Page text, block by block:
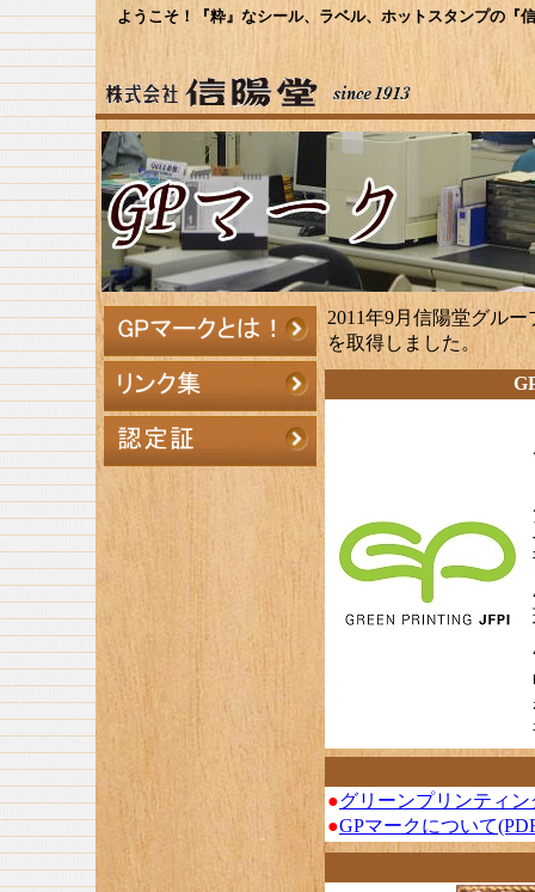
ようこそ！『粋』なシール、ラベル、ホットスタンプの『
2011年9月信陽堂グルー
を取得しました。
●グリーンプリンティ
●GPマークについて